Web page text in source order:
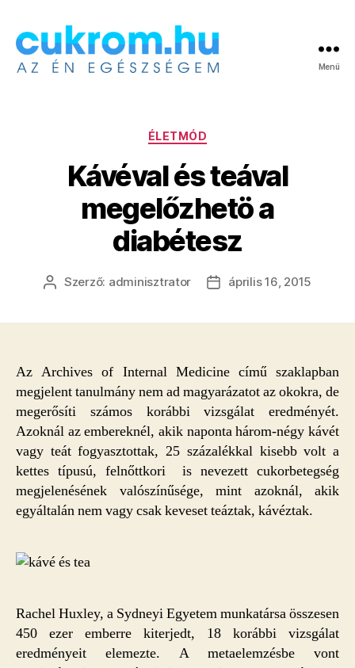
Menü
Kategóriák
ÉLETMÓD
Kávéval és teával
megelőzhetö a
diabétesz
Bejegyzés
Szerző: adminisztrator
Bejegyzés
április 16, 2015
Az Archives of Internal Medicine című szaklapban
megjelent tanulmány nem ad magyarázatot az okokra, de
megerősíti számos korábbi vizsgálat eredményét.
Azoknál az embereknél, akik naponta három-négy kávét
vagy teát fogyasztottak, 25 százalékkal kisebb volt a
kettes típusú, felnőttkori is nevezett cukorbetegség
megjelenésének valószínűsége, mint azoknál, akik
egyáltalán nem vagy csak keveset teáztak, kávéztak.
Rachel Huxley, a Sydneyi Egyetem munkatársa összesen
450 ezer emberre kiterjedt, 18 korábbi vizsgálat
eredményeit elemezte. A metaelemzésbe vont